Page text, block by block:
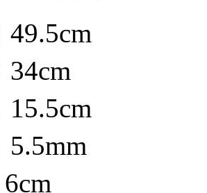
34cm
5.5mm